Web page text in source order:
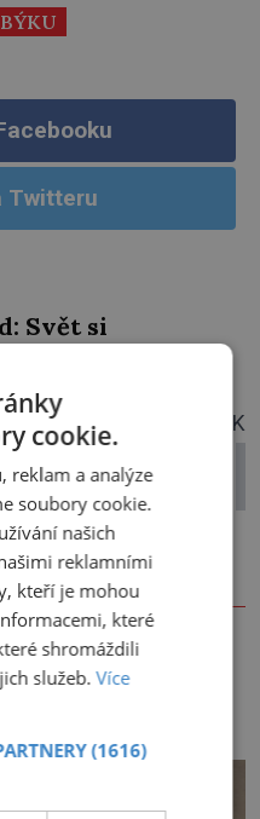
Twitteru
Svět si
DALŠÍ ČLÁNEK
krále i
císaře
Metody
cookie.
reklam a analýze
soubory cookie.
našich
reklamními
kteří je mohou
které
shromáždili
služeb.Více
(1616)